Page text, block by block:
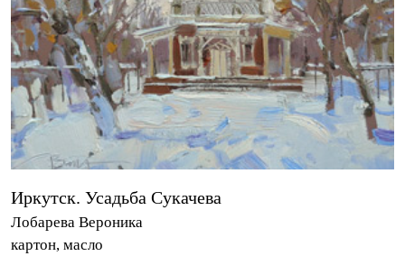
Иркутск. Усадьба Сукачева
Лобарева Вероника
картон, масло